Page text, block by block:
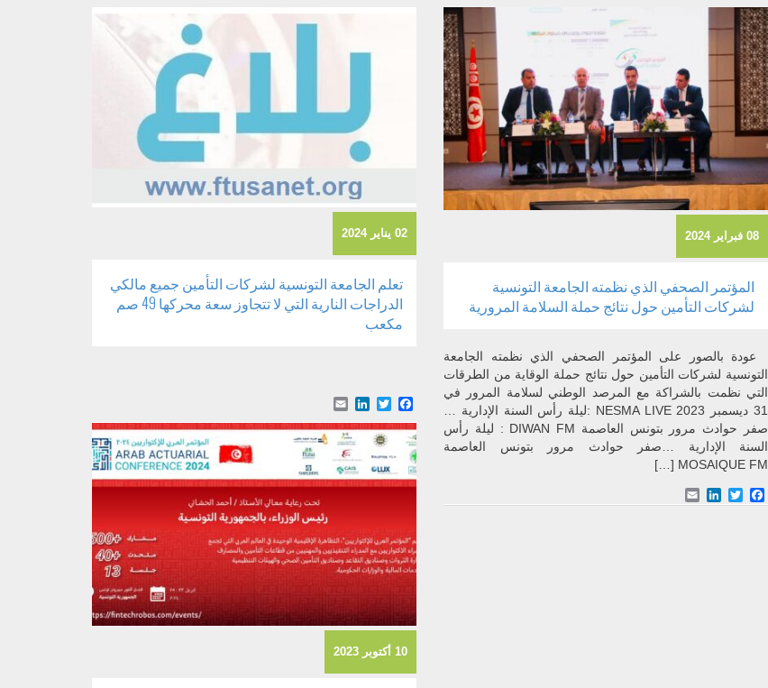
08 فبراير 2024
المؤتمر الصحفي الذي نظمته الجامعة التونسية
لشركات التأمين حول نتائج حملة السلامة المرورية
عودة بالصور على المؤتمر الصحفي الذي نظمته الجامعة
التونسية لشركات التأمين حول نتائج حملة الوقاية من الطرقات
التي نظمت بالشراكة مع المرصد الوطني لسلامة المرور في
31 ديسمبر 2023 NESMA LIVE :ليلة رأس السنة الإدارية …
صفر حوادث مرور بتونس العاصمة DIWAN FM : ليلة رأس
السنة الإدارية …صفر حوادث مرور بتونس العاصمة
MOSAIQUE FM […]
Facebook
Twitter
LinkedIn
02 يناير 2024
تعلم الجامعة التونسية لشركات التأمين جميع مالكي
الدراجات النارية التي لا تتجاوز سعة محركها 49 صم
مكعب
Facebook
Twitter
LinkedIn
10 أكتوبر 2023